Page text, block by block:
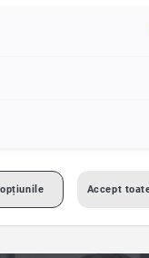
Accept